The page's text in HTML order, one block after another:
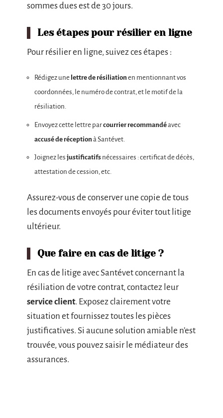
sommes dues est de 30 jours.
Les étapes pour résilier en ligne
Pour résilier en ligne, suivez ces étapes :
Rédigez une lettre de résiliation en mentionnant vos
coordonnées, le numéro de contrat, et le motif de la
résiliation.
Envoyez cette lettre parcourrier recommandéavec
accusé de réception à Santévet.
Joignez les justificatifs nécessaires : certificat de décès,
attestation de cession, etc.
Assurez-vous de conserver une copie de tous
les documents envoyés pour éviter tout litige
ultérieur.
Que faire en cas de litige ?
En cas de litige avec Santévet concernant la
résiliation de votre contrat, contactez leur
service client. Exposez clairement votre
situation et fournissez toutes les pièces
justificatives. Si aucune solution amiable n’est
trouvée, vous pouvez saisir le médiateur des
assurances.